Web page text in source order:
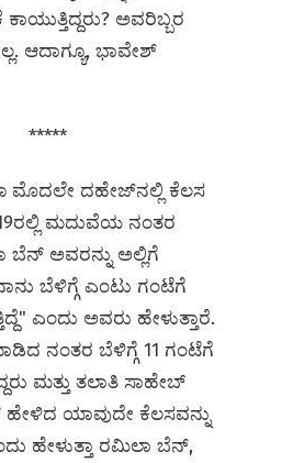
ಅವರಿಬ್ಬರ
ಆದಾಗ್ಯೂ, ಭಾವೇಶ್
*****
ದಹೇಜ್‌ನಲ್ಲಿ ಕೆಲಸ
ಮದುವೆಯ ನಂತರ
ಬೆನ್ ಅವರನ್ನು ಅಲ್ಲಿಗೆ
ಬೆಳಿಗ್ಗೆ ಎಂಟು ಗಂಟೆಗೆ
ಎಂದು ಅವರು ಹೇಳುತ್ತಾರೆ.
ನಂತರ ಬೆಳಿಗ್ಗೆ 11 ಗಂಟೆಗೆ
ಮತ್ತು ತಲಾತಿ ಸಾಹೇಬ್
ಯಾವುದೇ ಕೆಲಸವನ್ನು
ಹೇಳುತ್ತಾ ರಮಿಲಾ ಬೆನ್,